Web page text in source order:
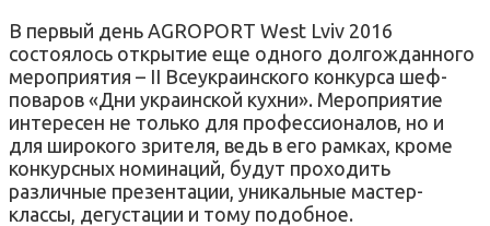
В первый день AGROPORT West Lviv 2016
состоялось открытие еще ​​одного долгожданного
мероприятия – II Всеукраинского конкурса шеф-
поваров «Дни украинской кухни». Мероприятие
интересен не только для профессионалов, но и
для широкого зрителя, ведь в его рамках, кроме
конкурсных номинаций, будут проходить
различные презентации, уникальные мастер-
классы, дегустации и тому подобное.